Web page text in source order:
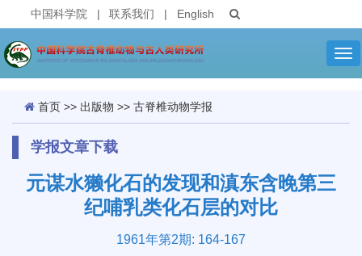
中国科学院 | 联系我们 | English
首页 >> 出版物 >> 古脊椎动物学报
学报文章下载
元谋水獭化石的发现和滇东含晚第三
纪哺乳类化石层的对比
1961年第2期: 164-167